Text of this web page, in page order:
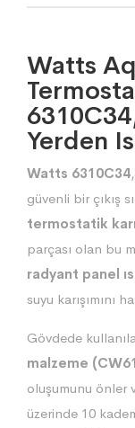
Watts
Yerden
Watts 6310C34
güvenli bir çıkış
termostatik
parçası olan bu
radyant panel
suyu karışımını
Gövdede
malzeme
oluşumunu önler
üzerinde 10